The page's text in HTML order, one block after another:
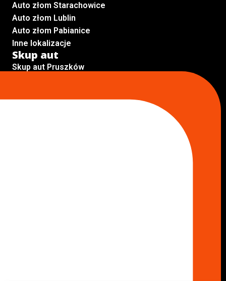
Auto złom Starachowice
Auto złom Lublin
Auto złom Pabianice
Inne lokalizacje
Skup aut
Skup aut Pruszków